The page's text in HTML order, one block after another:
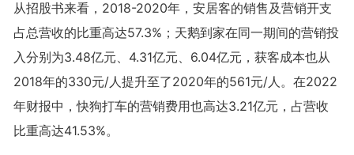
从招股书来看，2018-2020年，安居客的销售及营销开支
占总营收的比重高达57.3%；天鹅到家在同一期间的营销投
入分别为3.48亿元、4.31亿元、6.04亿元，获客成本也从
2018年的330元/人提升至了2020年的561元/人。在2022
年财报中，快狗打车的营销费用也高达3.21亿元，占营收
比重高达41.53%。